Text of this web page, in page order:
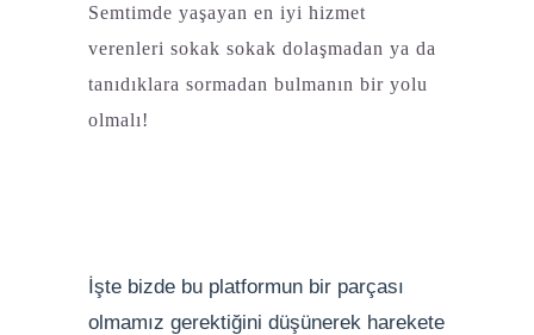
Semtimde yaşayan en iyi hizmet
verenleri sokak sokak dolaşmadan ya da
tanıdıklara sormadan bulmanın bir yolu
olmalı!
İşte bizde bu platformun bir parçası
olmamız gerektiğini düşünerek harekete